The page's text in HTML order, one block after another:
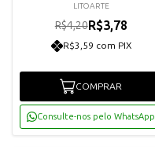
LITOARTE
R$4,20R$3,78
R$3,59 com PIX
COMPRAR
Consulte-nos pelo WhatsApp